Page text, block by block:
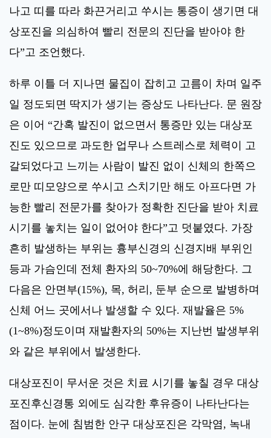
나고 띠를 따라 화끈거리고 쑤시는 통증이 생기면 대
상포진을 의심하여 빨리 전문의 진단을 받아야 한
다”고 조언했다.
하루 이틀 더 지나면 물집이 잡히고 고름이 차며 일주
일 정도되면 딱지가 생기는 증상도 나타난다. 문 원장
은 이어 “간혹 발진이 없으면서 통증만 있는 대상포
진도 있으므로 과도한 업무나 스트레스로 체력이 고
갈되었다고 느끼는 사람이 발진 없이 신체의 한쪽으
로만 띠모양으로 쑤시고 스치기만 해도 아프다면 가
능한 빨리 전문가를 찾아가 정확한 진단을 받아 치료
시기를 놓치는 일이 없어야 한다”고 덧붙였다. 가장
흔히 발생하는 부위는 흉부신경의 신경지배 부위인
등과 가슴인데 전체 환자의 50~70%에 해당한다. 그
다음은 안면부(15%), 목, 허리, 둔부 순으로 발병하며
신체 어느 곳에서나 발생할 수 있다. 재발율은 5%
(1~8%)정도이며 재발환자의 50%는 지난번 발생부위
와 같은 부위에서 발생한다.
대상포진이 무서운 것은 치료 시기를 놓칠 경우 대상
포진후신경통 외에도 심각한 후유증이 나타난다는
점이다. 눈에 침범한 안구 대상포진은 각막염, 녹내